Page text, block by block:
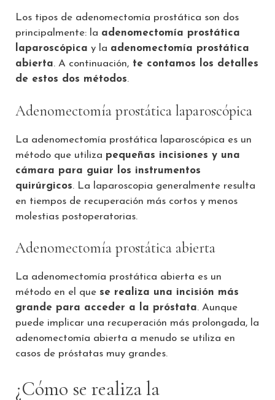
Los tipos de adenomectomía prostática son dos
principalmente: la adenomectomía prostática
laparoscópica y la adenomectomía prostática
abierta. A continuación, te contamos los detalles
de estos dos métodos.
Adenomectomía prostática laparoscópica
La adenomectomía prostática laparoscópica es un
método que utiliza pequeñas incisiones y una
cámara para guiar los instrumentos
quirúrgicos. La laparoscopia generalmente resulta
en tiempos de recuperación más cortos y menos
molestias postoperatorias.
Adenomectomía prostática abierta
La adenomectomía prostática abierta es un
método en el que se realiza una incisión más
grande para acceder a la próstata. Aunque
puede implicar una recuperación más prolongada, la
adenomectomía abierta a menudo se utiliza en
casos de próstatas muy grandes.
¿Cómo se realiza la